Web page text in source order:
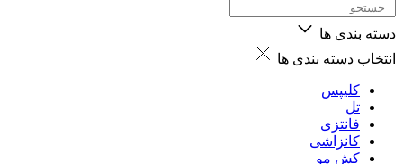
دسته بندی ها
انتخاب دسته بندی ها
کلیپس
تل
فانتزی
کانزاشی
کش مو